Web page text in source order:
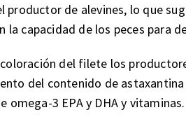
productor de alevines, lo que
la capacidad de los peces para
del filete los
del contenido de
omega-3 EPA y DHA y vitaminas.